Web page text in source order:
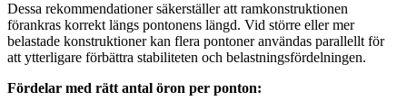
Dessa rekommendationer säkerställer att ramkonstruktionen
förankras korrekt längs pontonens längd. Vid större eller mer
belastade konstruktioner kan flera pontoner användas parallellt för
att ytterligare förbättra stabiliteten och belastningsfördelningen.
Fördelar med rätt antal öron per ponton: